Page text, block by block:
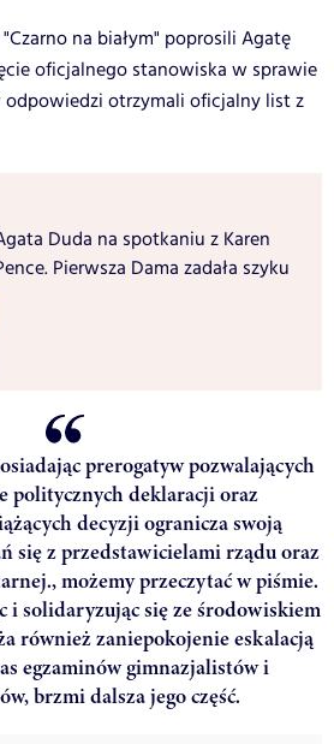
na białym" poprosili Agatę
oficjalnego stanowiska w sprawie
otrzymali oficjalny list z
Duda na spotkaniu z Karen
Pierwsza Dama zadała szyku
prerogatyw pozwalających
politycznych deklaracji oraz
decyzji ogranicza swoją
się z przedstawicielami rządu oraz
możemy przeczytać w piśmie.
i solidaryzując się ze środowiskiem
również zaniepokojenie eskalacją
egzaminów gimnazjalistów i
brzmi dalsza jego część.